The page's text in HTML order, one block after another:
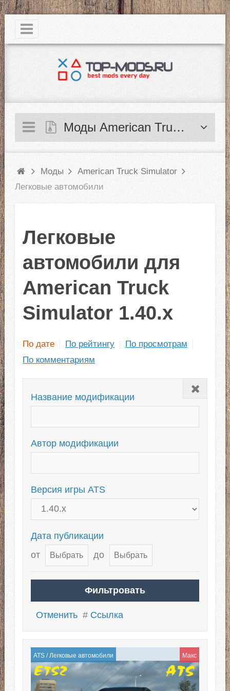
|
Моды American Truck Simulator
Моды
American Truck Simulator
Легковые автомобили
Легковые
автомобили для
American Truck
Simulator 1.40.x
По дате По рейтингу
По просмотрам
По комментариям
Закрыть
Название модификации
Автор модификации
Версия игры ATS
Дата публикации
от
до
Отменить # Ссылка
ATS/ Легковые автомобили Макс